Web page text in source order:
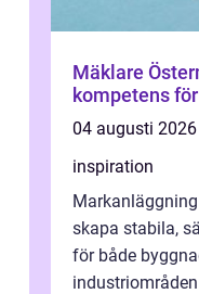
Mäklare
kompetens
04 augusti 2026
inspiration
skapa stabila,
för både